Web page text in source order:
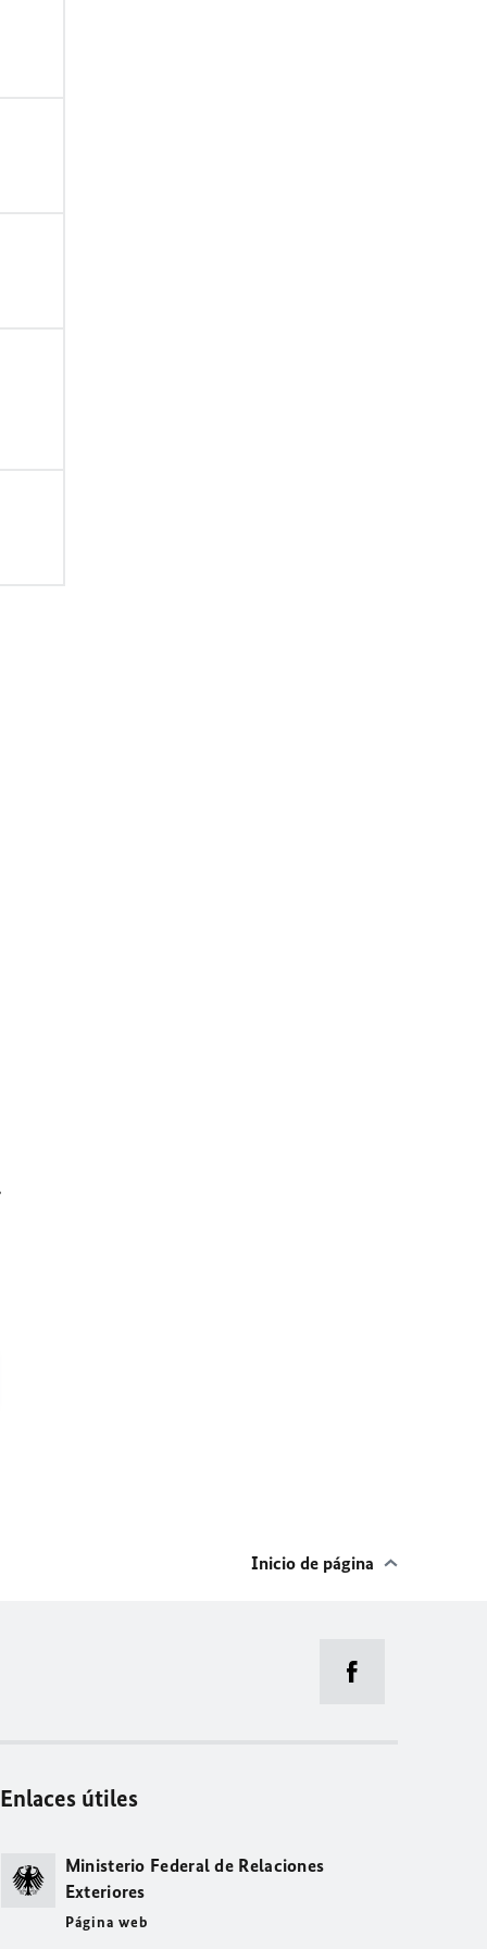
Inicio de página
Enlaces útiles
Ministerio Federal de Relaciones
Exteriores
Página web